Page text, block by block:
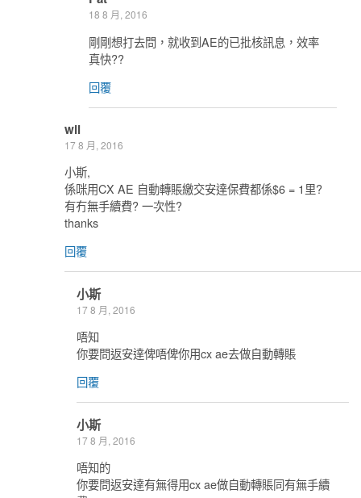
18 8 月, 2016
剛剛想打去問，就收到AE的已批核訊息，效率
真快??
回覆
wii
17 8 月, 2016
小斯,
係咪用CX AE 自動轉賬繳交安達保費都係$6 = 1里?
有冇無手續費? 一次性?
thanks
回覆
小斯
17 8 月, 2016
唔知
你要問返安達俾唔俾你用cx ae去做自動轉賬
回覆
小斯
17 8 月, 2016
唔知的
你要問返安達有無得用cx ae做自動轉賬同有無手續